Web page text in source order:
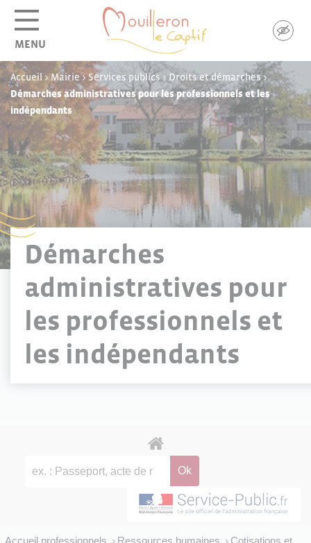
MENU
Accueil >Mairie> Services publics>Droits et démarches>
Démarches administratives pour les professionnels et les
indépendants
Démarches
administratives pour
les professionnels et
les indépendants
Panneau de gestion des cookies